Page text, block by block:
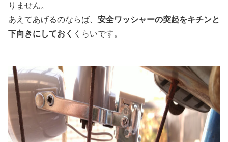
りません。
あえてあげるのならば、 安全ワッシャーの突起をキチンと
下向きにしておく くらいです。